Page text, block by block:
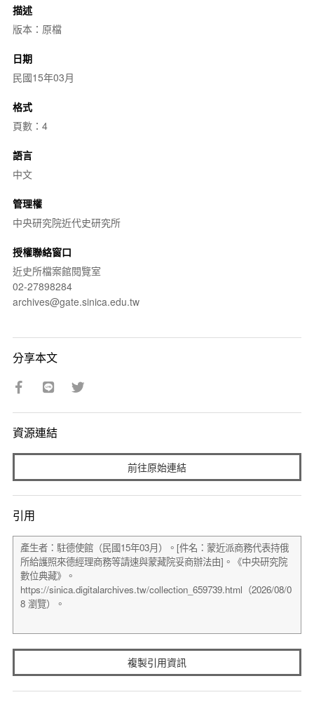
描述
版本：原檔
日期
民國15年03月
格式
頁數：4
語言
中文
管理權
中央研究院近代史研究所
授權聯絡窗口
近史所檔案館閱覽室
02-27898284
archives@gate.sinica.edu.tw
分享本文
資源連結
前往原始連結
引用
複製引用資訊